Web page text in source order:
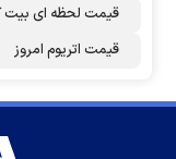
قیمت لحظه ای بیت
قیمت اتریوم امروز